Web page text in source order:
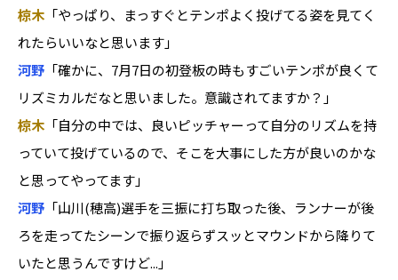
椋木 「やっぱり、まっすぐとテンポよく投げてる姿を見てく
れたらいいなと思います」
河野 「確かに、7月7日の初登板の時もすごいテンポが良くて
リズミカルだなと思いました。意識されてますか？」
椋木 「自分の中では、良いピッチャーって自分のリズムを持
っていて投げているので、そこを大事にした方が良いのかな
と思ってやってます」
河野 「山川(穂高)選手を三振に打ち取った後、ランナーが後
ろを走ってたシーンで振り返らずスッとマウンドから降りて
いたと思うんですけど...」